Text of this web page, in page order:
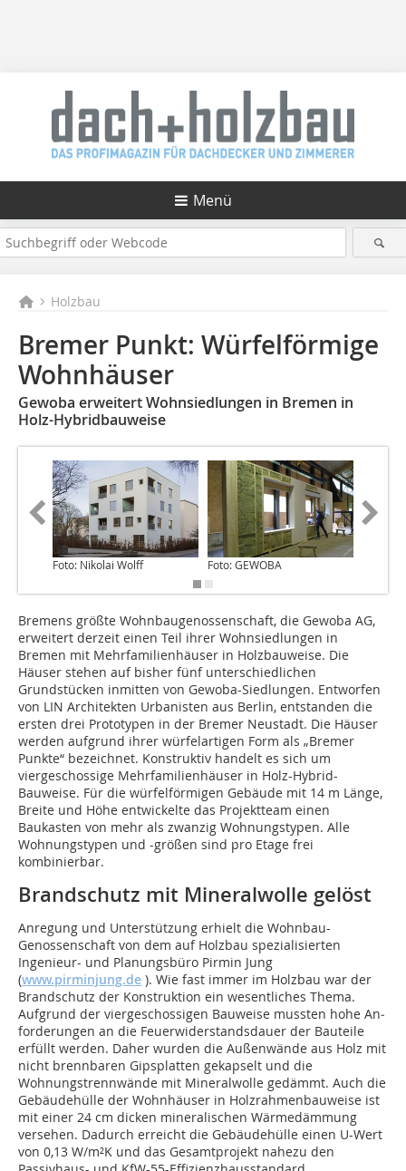
Menü
Holzbau
Bremer Punkt: Würfelförmige
Wohnhäuser
Gewoba erweitert Wohnsiedlungen in Bremen in
Holz-Hybridbauweise
Foto: Nikolai Wolff Foto: GEWOBA
Bremens größte Wohnbaugenossenschaft, die Gewoba AG,
erweitert derzeit einen Teil ihrer Wohnsiedlungen in
Bremen mit Mehrfamilienhäuser in Holzbauweise. Die
Häuser stehen auf bisher fünf unterschiedlichen
Grundstücken inmitten von Gewoba-Siedlungen. Entworfen
von LIN Architekten Urbanisten aus Berlin, entstanden die
ersten drei Prototypen in der Bremer Neustadt. Die Häuser
werden aufgrund ihrer würfelartigen Form als „Bremer
Punkte“ bezeichnet. Konstruktiv handelt es sich um
viergeschossige Mehrfamilienhäuser in Holz-Hybrid-
Bauweise. Für die würfelförmigen Gebäude mit 14 m Länge,
Breite und Höhe entwickelte das Projektteam einen
Baukasten von mehr als zwanzig Wohnungstypen. Alle
Wohnungstypen und -größen sind pro Etage frei
kombinierbar.
Brandschutz mit Mineralwolle gelöst
Anregung und Unterstützung erhielt die Wohnbau-
Genossenschaft von dem auf Holzbau spezialisierten
Ingenieur- und Planungsbüro Pirmin Jung
(www.pirminjung.de ). Wie fast immer im Holzbau war der
Brandschutz der Konstruktion ein wesent­liches Thema.
Aufgrund der viergeschossigen Bauweise mussten hohe An­­
forderungen an die Feuerwiderstandsdauer der Bauteile
erfüllt werden. Daher wurden die Außenwände aus Holz mit
nicht brennbaren Gipsplatten gekapselt und die
Wohnungstrennwände mit Mineralwolle gedämmt. Auch die
Gebäudehülle der Wohnhäuser in Holzrahmenbauweise ist
mit einer 24 cm dicken mineralischen Wärmedämmung
versehen. Dadurch erreicht die Gebäudehülle einen U-Wert
von 0,13 W/m²K und das Gesamtprojekt nahezu den